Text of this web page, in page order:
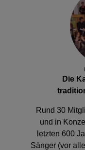
Die
Rund 30
und in
letzten 600
Sänger (vor